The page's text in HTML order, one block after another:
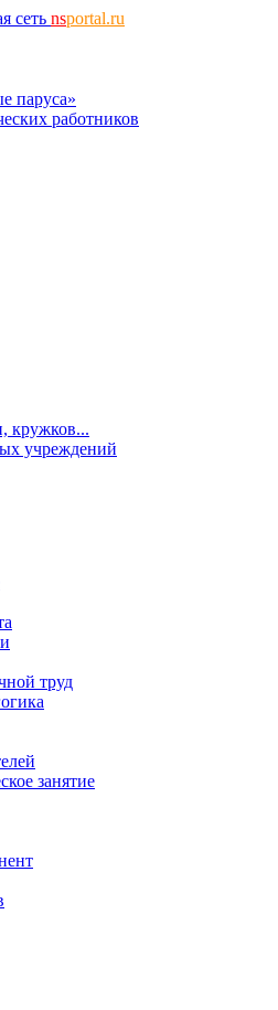
сеть nsportal.ru
паруса»
работников
кружков...
учреждений
труд
занятие